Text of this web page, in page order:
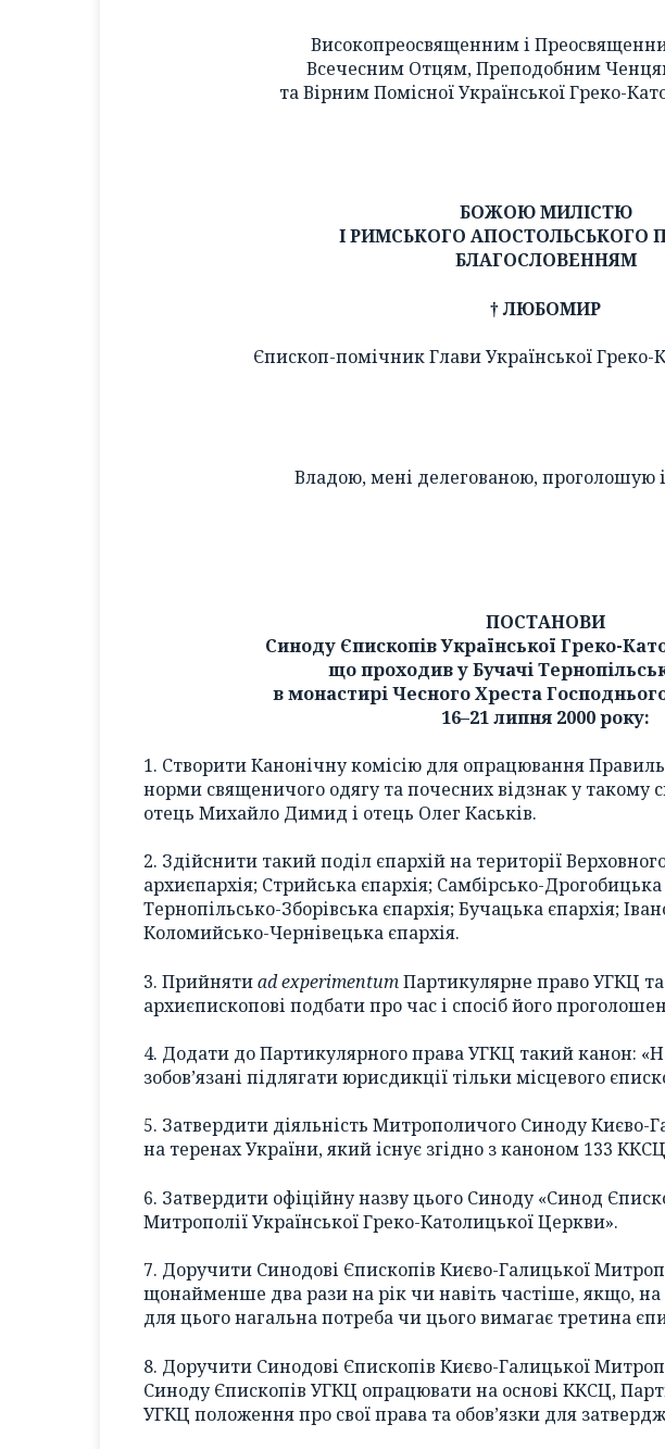
Високопреосвященним і
Всечесним Отцям, Преподобним
та Вірним Помісної Української Греко-
БОЖОЮ МИЛІСТЮ
І РИМСЬКОГО АПОСТОЛЬСЬКОГО
БЛАГОСЛОВЕННЯМ
† ЛЮБОМИР
Єпископ-помічник Глави Української Греко-
Владою, мені делегованою,
ПОСТАНОВИ
Синоду Єпископів Української Греко-
що проходив у Бучачі
в монастирі Чесного Хреста
16–21 липня 2000 року:
1. Створити Канонічну комісію для опрацювання
норми священичого одягу та почесних відзнак у такому
отець Михайло Димид і отець Олег Каськів.
2. Здійснити такий поділ єпархій на території
архиєпархія; Стрийська єпархія; Самбірсько-Дрогобицька
Тернопільсько-Зборівська єпархія; Бучацька єпархія;
Коломийсько-Чернівецька єпархія.
3. Прийнятиаd ехреrіmеntumПартикулярне право УГКЦ
архиєпископові подбати про час і спосіб його
4. Додати до Партикулярного права УГКЦ такий канон: «На
зобов’язані підлягати юрисдикції тільки місцевого
5. Затвердити діяльність Митрополичого Синоду Києво-
на теренах України, який існує згідно з каноном 133
6. Затвердити офіційну назву цього Синоду «Синод
Митрополії Української Греко-Католицької Церкви».
7. Доручити Синодові Єпископів Києво-Галицької
щонайменше два рази на рік чи навіть частіше, якщо,
для цього нагальна потреба чи цього вимагає третина
8. Доручити Синодові Єпископів Києво-Галицької
Синоду Єпископів УГКЦ опрацювати на основі ККСЦ,
УГКЦ положення про свої права та обов’язки для